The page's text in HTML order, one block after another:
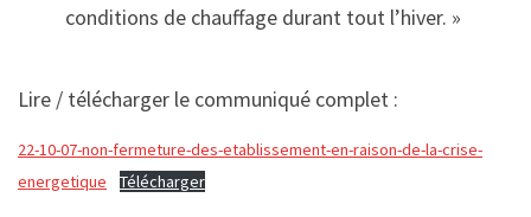
conditions de chauffage durant tout l’hiver. »
Lire / télécharger le communiqué complet :
22-10-07-non-fermeture-des-etablissement-en-raison-de-la-crise-
energetique
Télécharger